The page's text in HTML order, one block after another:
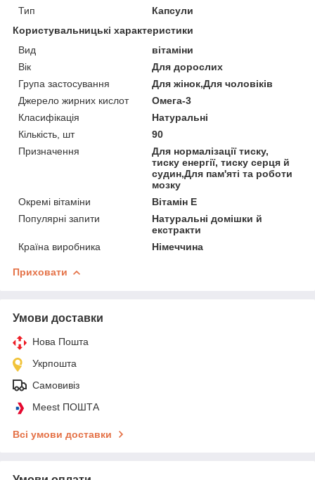
Тип
Капсули
Користувальницькі характеристики
Вид
вітаміни
Вік
Для дорослих
Група застосування
Для жінок,Для чоловіків
Джерело жирних кислот
Омега-3
Класифікація
Натуральні
Кількість, шт
90
Призначення
Для нормалізації тиску,
тиску енергії, тиску серця й
судин,Для пам'яті та роботи
мозку
Окремі вітаміни
Вітамін E
Популярні запити
Натуральні домішки й
екстракти
Країна виробника
Німеччина
Приховати
Умови доставки
Нова Пошта
Укрпошта
Самовивіз
Meest ПОШТА
Всі умови доставки